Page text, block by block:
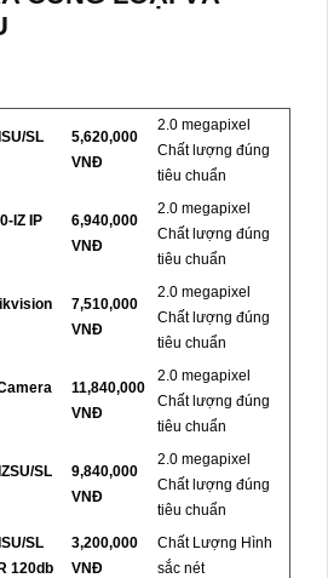
SL
5,620,000
VNĐ
2.0 megapixel
Chất lượng đúng
tiêu chuẩn
IZ IP
6,940,000
VNĐ
2.0 megapixel
Chất lượng đúng
tiêu chuẩn
7,510,000
VNĐ
2.0 megapixel
Chất lượng đúng
tiêu chuẩn
11,840,000
VNĐ
2.0 megapixel
Chất lượng đúng
tiêu chuẩn
SL
9,840,000
VNĐ
2.0 megapixel
Chất lượng đúng
tiêu chuẩn
SL
120db
3,200,000
VNĐ
Chất Lượng Hình
sắc nét